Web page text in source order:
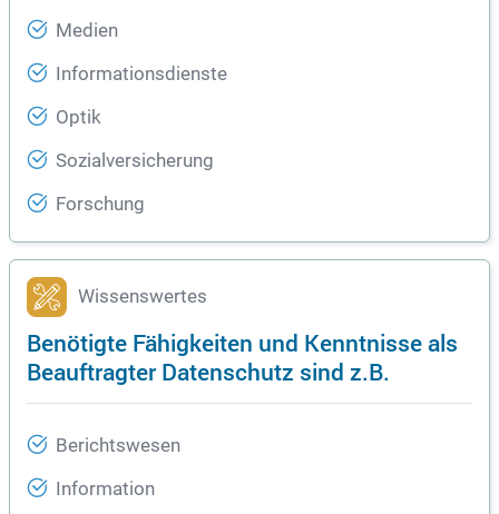
Medien
Informationsdienste
Optik
Sozialversicherung
Forschung
Wissenswertes
Benötigte Fähigkeiten und Kenntnisse als
Beauftragter Datenschutz sind z.B.
Berichtswesen
Information